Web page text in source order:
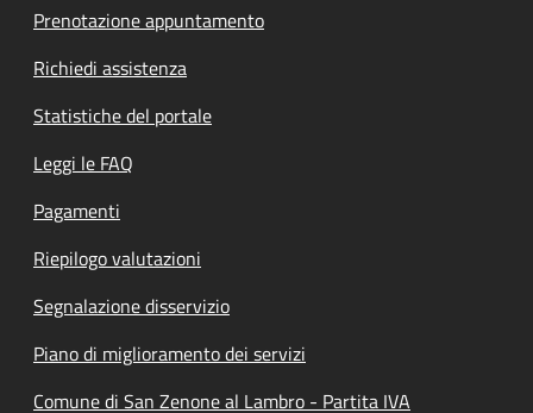
Prenotazione appuntamento
Richiedi assistenza
Statistiche del portale
Leggi le FAQ
Pagamenti
Riepilogo valutazioni
Segnalazione disservizio
Piano di miglioramento dei servizi
Comune di San Zenone al Lambro - Partita IVA